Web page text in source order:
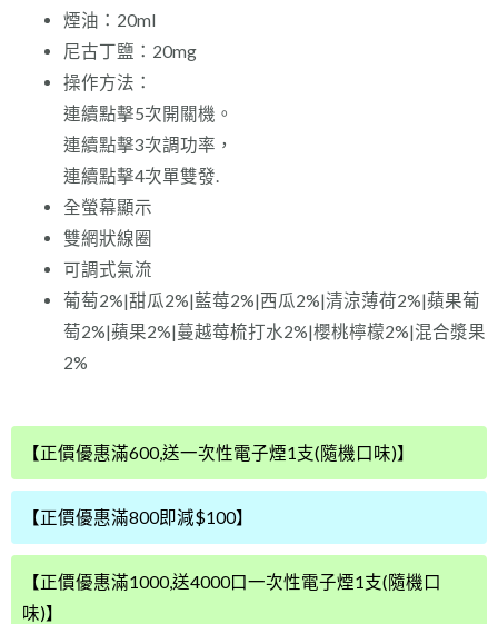
煙油：20ml
尼古丁鹽：20mg
操作方法：
連續點擊5次開關機。
連續點擊3次調功率，
連續點擊4次單雙發.
全螢幕顯示
雙網狀線圈
可調式氣流
葡萄2%|甜瓜2%|藍莓2%|西瓜2%|清涼薄荷2%|蘋果葡
萄2%|蘋果2%|蔓越莓梳打水2%|櫻桃檸檬2%|混合漿果
2%
【正價優惠滿600,送一次性電子煙1支(隨機口味)】
【正價優惠滿800即減$100】
【正價優惠滿1000,送4000口一次性電子煙1支(隨機口
味)】
puffs